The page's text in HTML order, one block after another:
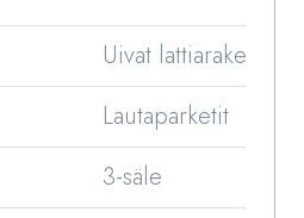
Uivat lattiarakenteet
Lautaparketit
3-säle